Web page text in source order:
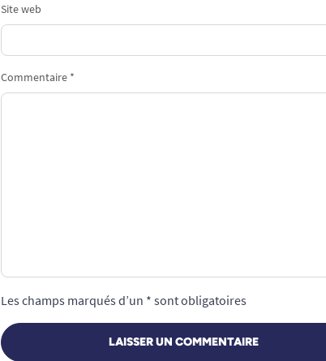
Site web
Commentaire *
Les champs marqués d’un * sont obligatoires
LAISSER UN COMMENTAIRE